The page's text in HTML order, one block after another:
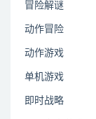
冒险解谜
动作冒险
动作游戏
单机游戏
即时战略